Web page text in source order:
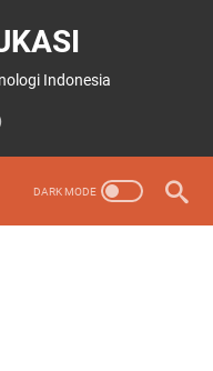
Indonesia